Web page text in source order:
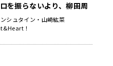
を振らないより、柳田周
田喜一さんが登場！3rd
ム制作秘話を語る！『ア
シュタイン・山崎紘菜
！